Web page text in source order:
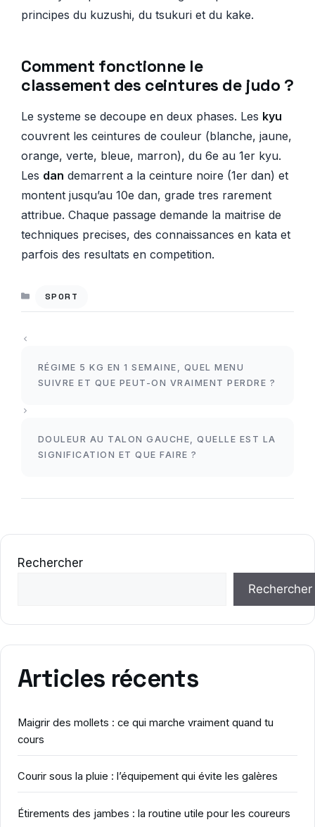
principes du kuzushi, du tsukuri et du kake.
Comment fonctionne le
classement des ceintures de judo ?
Le systeme se decoupe en deux phases. Les kyu
couvrent les ceintures de couleur (blanche, jaune,
orange, verte, bleue, marron), du 6e au 1er kyu.
Les dan demarrent a la ceinture noire (1er dan) et
montent jusqu’au 10e dan, grade tres rarement
attribue. Chaque passage demande la maitrise de
techniques precises, des connaissances en kata et
parfois des resultats en competition.
SPORT
RÉGIME 5 KG EN 1 SEMAINE, QUEL MENU
SUIVRE ET QUE PEUT-ON VRAIMENT PERDRE ?
DOULEUR AU TALON GAUCHE, QUELLE EST LA
SIGNIFICATION ET QUE FAIRE ?
Rechercher
Rechercher
Articles récents
Maigrir des mollets : ce qui marche vraiment quand tu
cours
Courir sous la pluie : l’équipement qui évite les galères
Étirements des jambes : la routine utile pour les coureurs